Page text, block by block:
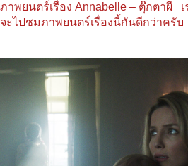
ภาพยนตร์เรื่อง Annabelle – ตุ๊กตาผี
จะไปชมภาพยนตร์เรื่องนี้กันดีกว่าครับ